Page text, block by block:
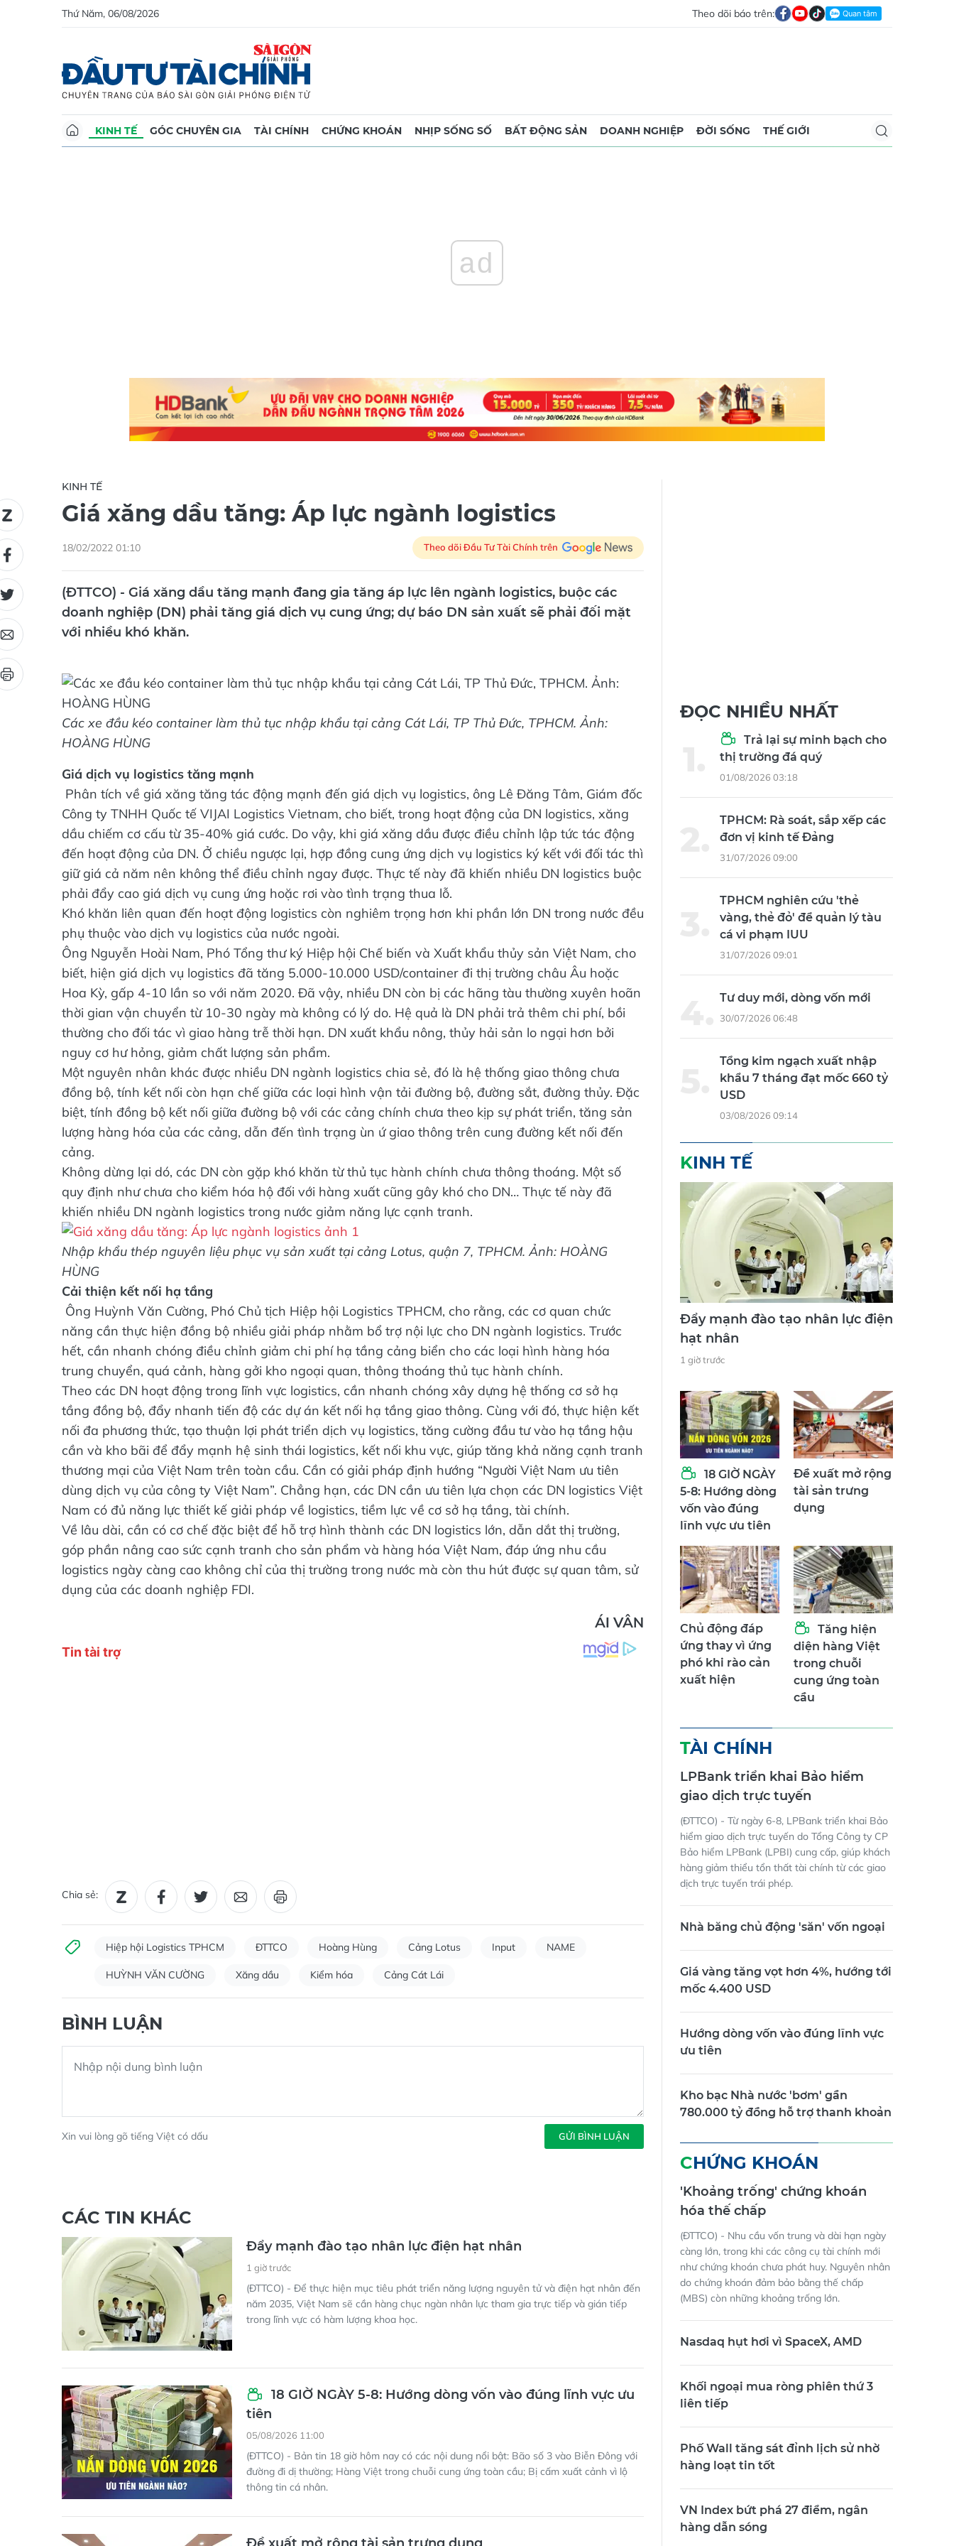
Thứ Năm, 06/08/2026 Theo dõi báo trên:
KINH TẾ GÓC CHUYÊN GIA TÀI CHÍNH CHỨNG KHOÁN NHỊP SỐNG SỐ BẤT ĐỘNG SẢN DOANH NGHIỆP ĐỜI SỐNG THẾ GIỚI
ad
KINH TẾ
Giá xăng dầu tăng: Áp lực ngành logistics
18/02/2022 01:10 Theo dõi Đầu Tư Tài Chính trên
(ĐTTCO) - Giá xăng dầu tăng mạnh đang gia tăng áp lực lên ngành logistics, buộc các
doanh nghiệp (DN) phải tăng giá dịch vụ cung ứng; dự báo DN sản xuất sẽ phải đối mặt
với nhiều khó khăn.
Các xe đầu kéo container làm thủ tục nhập khẩu tại cảng Cát Lái, TP Thủ Đức, TPHCM. Ảnh:
HOÀNG HÙNG
Giá dịch vụ logistics tăng mạnh
Phân tích về giá xăng tăng tác động mạnh đến giá dịch vụ logistics, ông Lê Đăng Tâm, Giám đốc
Công ty TNHH Quốc tế VIJAI Logistics Vietnam, cho biết, trong hoạt động của DN logistics, xăng
dầu chiếm cơ cấu từ 35-40% giá cước. Do vậy, khi giá xăng dầu được điều chỉnh lập tức tác động
đến hoạt động của DN. Ở chiều ngược lại, hợp đồng cung ứng dịch vụ logistics ký kết với đối tác thì
giữ giá cả năm nên không thể điều chỉnh ngay được. Thực tế này đã khiến nhiều DN logistics buộc
phải đẩy cao giá dịch vụ cung ứng hoặc rơi vào tình trạng thua lỗ.
Khó khăn liên quan đến hoạt động logistics còn nghiêm trọng hơn khi phần lớn DN trong nước đều
phụ thuộc vào dịch vụ logistics của nước ngoài.
Ông Nguyễn Hoài Nam, Phó Tổng thư ký Hiệp hội Chế biến và Xuất khẩu thủy sản Việt Nam, cho
biết, hiện giá dịch vụ logistics đã tăng 5.000-10.000 USD/container đi thị trường châu Âu hoặc
Hoa Kỳ, gấp 4-10 lần so với năm 2020. Đã vậy, nhiều DN còn bị các hãng tàu thường xuyên hoãn
thời gian vận chuyển từ 10-30 ngày mà không có lý do. Hệ quả là DN phải trả thêm chi phí, bồi
thường cho đối tác vì giao hàng trễ thời hạn. DN xuất khẩu nông, thủy hải sản lo ngại hơn bởi
nguy cơ hư hỏng, giảm chất lượng sản phẩm.
Một nguyên nhân khác được nhiều DN ngành logistics chia sẻ, đó là hệ thống giao thông chưa
đồng bộ, tính kết nối còn hạn chế giữa các loại hình vận tải đường bộ, đường sắt, đường thủy. Đặc
biệt, tính đồng bộ kết nối giữa đường bộ với các cảng chính chưa theo kịp sự phát triển, tăng sản
lượng hàng hóa của các cảng, dẫn đến tình trạng ùn ứ giao thông trên cung đường kết nối đến
cảng.
Không dừng lại dó, các DN còn gặp khó khăn từ thủ tục hành chính chưa thông thoáng. Một số
quy định như chưa cho kiểm hóa hộ đối với hàng xuất cũng gây khó cho DN… Thực tế này đã
khiến nhiều DN ngành logistics trong nước giảm năng lực cạnh tranh.
Nhập khẩu thép nguyên liệu phục vụ sản xuất tại cảng Lotus, quận 7, TPHCM. Ảnh: HOÀNG
HÙNG
Cải thiện kết nối hạ tầng
Ông Huỳnh Văn Cường, Phó Chủ tịch Hiệp hội Logistics TPHCM, cho rằng, các cơ quan chức
năng cần thực hiện đồng bộ nhiều giải pháp nhằm bổ trợ nội lực cho DN ngành logistics. Trước
hết, cần nhanh chóng điều chỉnh giảm chi phí hạ tầng cảng biển cho các loại hình hàng hóa
trung chuyển, quá cảnh, hàng gởi kho ngoại quan, thông thoáng thủ tục hành chính.
Theo các DN hoạt động trong lĩnh vực logistics, cần nhanh chóng xây dựng hệ thống cơ sở hạ
tầng đồng bộ, đẩy nhanh tiến độ các dự án kết nối hạ tầng giao thông. Cùng với đó, thực hiện kết
nối đa phương thức, tạo thuận lợi phát triển dịch vụ logistics, tăng cường đầu tư vào hạ tầng hậu
cần và kho bãi để đẩy mạnh hệ sinh thái logistics, kết nối khu vực, giúp tăng khả năng cạnh tranh
thương mại của Việt Nam trên toàn cầu. Cần có giải pháp định hướng “Người Việt Nam ưu tiên
dùng dịch vụ của công ty Việt Nam”. Chẳng hạn, các DN cần ưu tiên lựa chọn các DN logistics Việt
Nam có đủ năng lực thiết kế giải pháp về logistics, tiềm lực về cơ sở hạ tầng, tài chính.
Về lâu dài, cần có cơ chế đặc biệt để hỗ trợ hình thành các DN logistics lớn, dẫn dắt thị trường,
góp phần nâng cao sức cạnh tranh cho sản phẩm và hàng hóa Việt Nam, đáp ứng nhu cầu
logistics ngày càng cao không chỉ của thị trường trong nước mà còn thu hút được sự quan tâm, sử
dụng của các doanh nghiệp FDI.
ÁI VÂN
Chia sẻ:
Hiệp hội Logistics TPHCM ĐTTCO Hoàng Hùng Cảng Lotus Input NAME
HUỲNH VĂN CƯỜNG Xăng dầu Kiểm hóa Cảng Cát Lái
BÌNH LUẬN
Xin vui lòng gõ tiếng Việt có dấu GỬI BÌNH LUẬN
CÁC TIN KHÁC
Đẩy mạnh đào tạo nhân lực điện hạt nhân
1 giờ trước
(ĐTTCO) - Để thực hiện mục tiêu phát triển năng lượng nguyên tử và điện hạt nhân đến
năm 2035, Việt Nam sẽ cần hàng chục ngàn nhân lực tham gia trực tiếp và gián tiếp
trong lĩnh vực có hàm lượng khoa học.
18 GIỜ NGÀY 5-8: Hướng dòng vốn vào đúng lĩnh vực ưu
tiên
05/08/2026 11:00
(ĐTTCO) - Bản tin 18 giờ hôm nay có các nội dung nổi bật: Bão số 3 vào Biễn Đông với
đường đi dị thường; Hàng Việt trong chuỗi cung ứng toàn cầu; Bị cấm xuất cảnh vì lộ
thông tin cá nhân.
ĐỌC NHIỀU NHẤT
Trả lại sự minh bạch cho
thị trường đá quý
01/08/2026 03:18
TPHCM: Rà soát, sắp xếp các
đơn vị kinh tế Đảng
31/07/2026 09:00
TPHCM nghiên cứu 'thẻ
vàng, thẻ đỏ' để quản lý tàu
cá vi phạm IUU
31/07/2026 09:01
Tư duy mới, dòng vốn mới
30/07/2026 06:48
Tổng kim ngạch xuất nhập
khẩu 7 tháng đạt mốc 660 tỷ
USD
03/08/2026 09:14
KINH TẾ
Đẩy mạnh đào tạo nhân lực điện
hạt nhân
1 giờ trước
18 GIỜ NGÀY
5-8: Hướng dòng
vốn vào đúng
lĩnh vực ưu tiên
Đề xuất mở rộng
tài sản trưng
dụng
Chủ động đáp
ứng thay vì ứng
phó khi rào cản
xuất hiện
Tăng hiện
diện hàng Việt
trong chuỗi
cung ứng toàn
cầu
TÀI CHÍNH
LPBank triển khai Bảo hiểm
giao dịch trực tuyến
(ĐTTCO) - Từ ngày 6-8, LPBank triển khai Bảo
hiểm giao dịch trực tuyến do Tổng Công ty CP
Bảo hiểm LPBank (LPBI) cung cấp, giúp khách
hàng giảm thiểu tổn thất tài chính từ các giao
dịch trực tuyến trái phép.
Nhà băng chủ động 'săn' vốn ngoại
Giá vàng tăng vọt hơn 4%, hướng tới
mốc 4.400 USD
Hướng dòng vốn vào đúng lĩnh vực
ưu tiên
Kho bạc Nhà nước 'bơm' gần
780.000 tỷ đồng hỗ trợ thanh khoản
CHỨNG KHOÁN
'Khoảng trống' chứng khoán
hóa thế chấp
(ĐTTCO) - Nhu cầu vốn trung và dài hạn ngày
càng lớn, trong khi các công cụ tài chính mới
như chứng khoán chưa phát huy. Nguyên nhân
do chứng khoán đảm bảo bằng thế chấp
(MBS) còn những khoảng trống lớn.
Nasdaq hụt hơi vì SpaceX, AMD
Khối ngoại mua ròng phiên thứ 3
liên tiếp
Phố Wall tăng sát đỉnh lịch sử nhờ
hàng loạt tin tốt
VN Index bứt phá 27 điểm, ngân
hàng dẫn sóng